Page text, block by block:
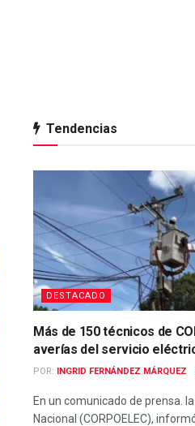
Tendencias
DESTACADO
Más de 150 técnicos de
averías del servicio
POR: INGRID FERNÁNDEZ MÁRQUEZ
En un comunicado de prensa.
Nacional (CORPOELEC),